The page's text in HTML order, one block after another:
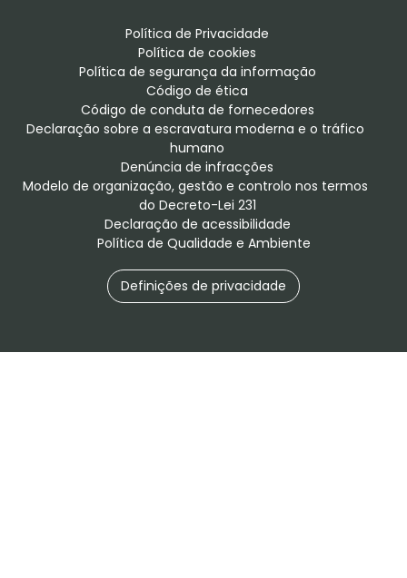
Política de Privacidade
Política de cookies
Política de segurança da informação
Código de ética
Código de conduta de fornecedores
Declaração sobre a escravatura moderna e o tráfico
humano
Denúncia de infracções
Modelo de organização, gestão e controlo nos termos
do Decreto-Lei 231
Declaração de acessibilidade
Política de Qualidade e Ambiente
Definições de privacidade